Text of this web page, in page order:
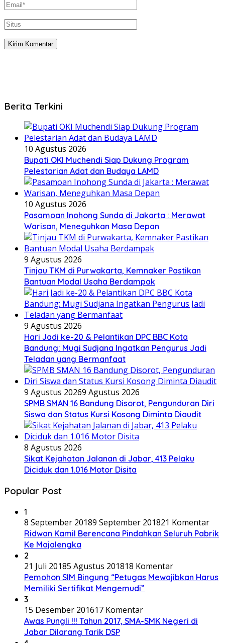
Berita Terkini
10 Agustus 2026
Bupati OKI Muchendi Siap Dukung Program
Pelestarian Adat dan Budaya LAMD
10 Agustus 2026
Pasamoan Inohong Sunda di Jakarta : Merawat
Warisan, Meneguhkan Masa Depan
9 Agustus 2026
Tinjau TKM di Purwakarta, Kemnaker Pastikan
Bantuan Modal Usaha Berdampak
9 Agustus 2026
Hari Jadi ke-20 & Pelantikan DPC BBC Kota
Bandung: Mugi Sudjana Ingatkan Pengurus Jadi
Teladan yang Bermanfaat
9 Agustus 20269 Agustus 2026
SPMB SMAN 16 Bandung Disorot, Pengunduran Diri
Siswa dan Status Kursi Kosong Diminta Diaudit
8 Agustus 2026
Sikat Kejahatan Jalanan di Jabar, 413 Pelaku
Diciduk dan 1.016 Motor Disita
Popular Post
1
8 September 20189 September 201821 Komentar
Ridwan Kamil Berencana Pindahkan Seluruh Pabrik
Ke Majalengka
2
21 Juli 20185 Agustus 201818 Komentar
Pemohon SIM Bingung “Petugas Mewajibkan Harus
Memiliki Sertifikat Mengemudi”
3
15 Desember 201617 Komentar
Awas Pungli !!! Tahun 2017, SMA-SMK Negeri di
Jabar Dilarang Tarik DSP